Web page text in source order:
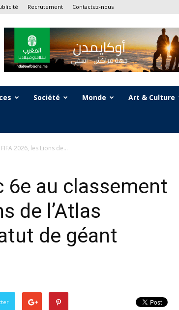
Recrutement Contactez-nous
Société Monde Art & Culture
2026, les Lions de...
6e au classement
de l’Atlas
de géant